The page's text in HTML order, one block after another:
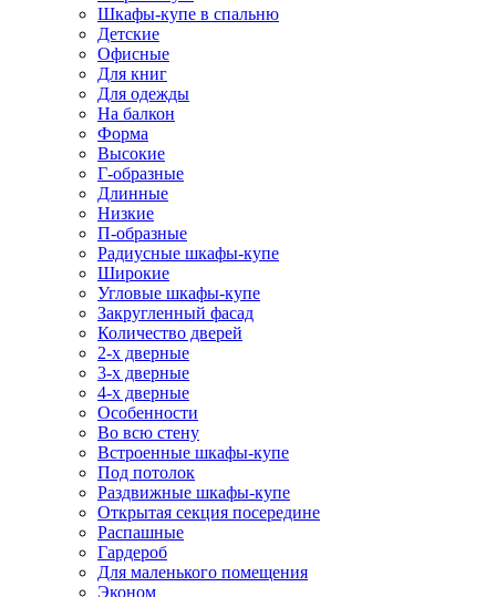
Шкафы-купе в спальню
Детские
Офисные
Для книг
Для одежды
На балкон
Форма
Высокие
Г-образные
Длинные
Низкие
П-образные
Радиусные шкафы-купе
Широкие
Угловые шкафы-купе
Закругленный фасад
Количество дверей
2-х дверные
3-х дверные
4-х дверные
Особенности
Во всю стену
Встроенные шкафы-купе
Под потолок
Раздвижные шкафы-купе
Открытая секция посередине
Распашные
Гардероб
Для маленького помещения
Эконом